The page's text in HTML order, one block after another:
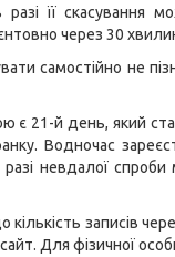
її скасування
через 30
самостійно не
є 21-й день, який
Водночас
разі невдалої
записів
сайт. Для фізичної